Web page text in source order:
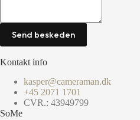
Send beskeden
Kontakt info
kasper@cameraman.dk
+45 2071 1701
CVR.: 43949799
SoMe